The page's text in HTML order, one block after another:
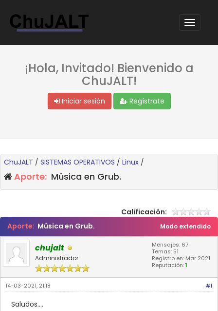
¡Hola, Invitado! Bienvenido a
ChuJALT!
Iniciar sesión Regístrate
ChuJALT / SISTEMAS OPERATIVOS / Linux /
Aporte: Música en Grub.
Calificación:
Modo extendido
Aporte: Música en Grub.
chujalt
Administrador
Mensajes: 67
Temas: 51
Registro en: Mar 2021
Reputación:1
#1
14-03-2021, 21:18
Saludos....